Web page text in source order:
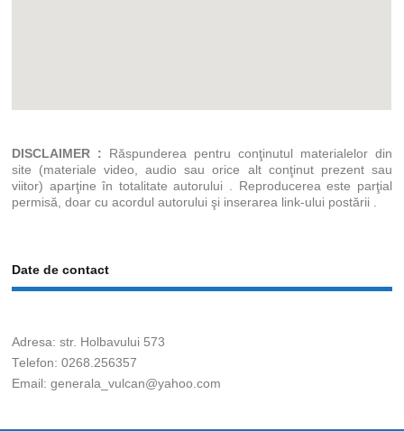
DISCLAIMER : Răspunderea pentru conţinutul materialelor din
site (materiale video, audio sau orice alt conţinut prezent sau
viitor) aparţine în totalitate autorului . Reproducerea este parţial
permisă, doar cu acordul autorului şi inserarea link-ului postării .
Date de contact
Adresa: str. Holbavului 573
Telefon: 0268.256357
Email: generala_vulcan@yahoo.com